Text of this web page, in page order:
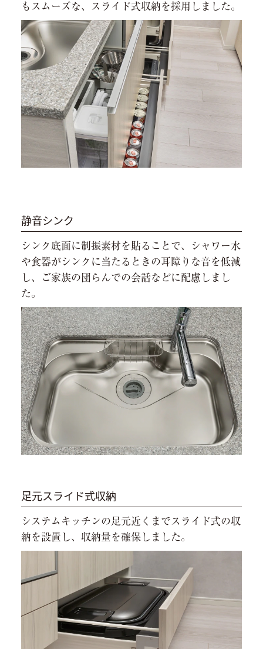
もスムーズな、スライド式収納を採用しました。
静音シンク
シンク底面に制振素材を貼ることで、シャワー水
や食器がシンクに当たるときの耳障りな音を低減
し、ご家族の団らんでの会話などに配慮しまし
た。
足元スライド式収納
システムキッチンの足元近くまでスライド式の収
納を設置し、収納量を確保しました。